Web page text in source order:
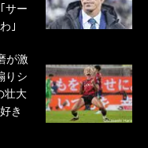
サー
｣
が激
りシ
壮大
き